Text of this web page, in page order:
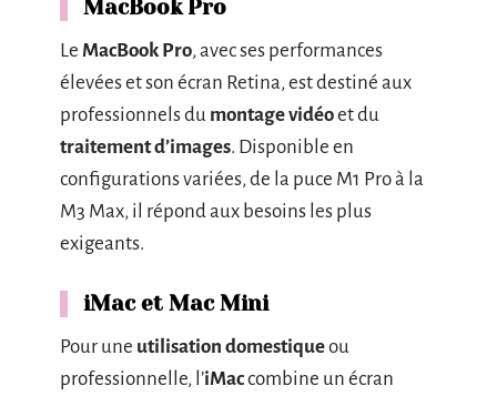
MacBook Pro
Le MacBook Pro, avec ses performances
élevées et son écran Retina, est destiné aux
professionnels du montage vidéoet du
traitement d’images. Disponible en
configurations variées, de la puce M1 Pro à la
M3 Max, il répond aux besoins les plus
exigeants.
iMac et Mac Mini
Pour une utilisation domestiqueou
professionnelle, l’iMaccombine un écran